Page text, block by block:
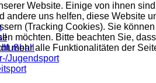
Jugendsport
Website. Einige von ihnen
andere uns helfen, diese Website
(Tracking Cookies). Sie
möchten. Bitte beachten Sie,
mehr alle Funktionalitäten der